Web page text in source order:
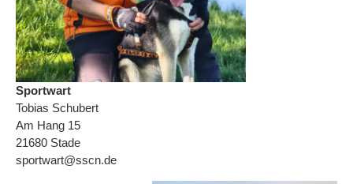
Sportwart
Tobias Schubert
Am Hang 15
21680 Stade
sportwart@sscn.de